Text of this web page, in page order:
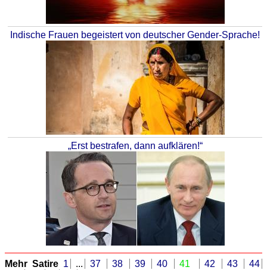
Indische Frauen begeistert von deutscher Gender-Sprache!
„Erst bestrafen, dann aufklären!“
Mehr Satire 1 ... 37 38 39 40 41 42 43
44